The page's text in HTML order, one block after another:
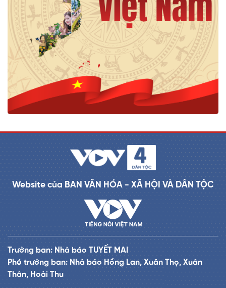
Website của BAN VĂN HÓA - XÃ HỘI VÀ DÂN TỘC
Trưởng ban: Nhà báo TUYẾT MAI
Phó trưởng ban: Nhà báo Hồng Lan, Xuân Thọ, Xuân
Thân, Hoài Thu